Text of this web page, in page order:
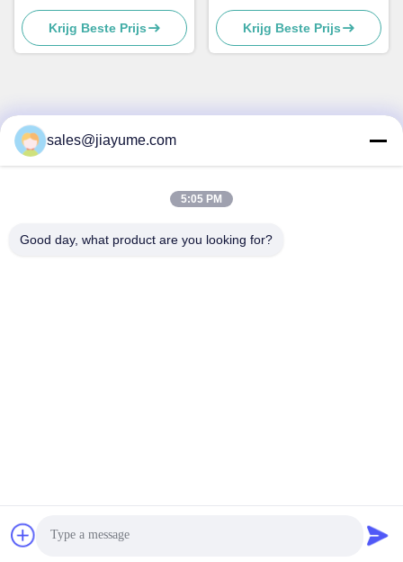
5A/15A 750W AC de
Barrièrepoort van Gate
Controller enz.
Krijg Beste Prijs
installeren Barrier Gate
Servo Driver, geschikt voor
ETC verkeersbarrières.
Krijg Beste Prijs
Snel contact
Adres
Vloer 501, Qunhui-Road No.25, Streek 72, Xingdong-
stad, de Provincie van Guangdong, China.
sales@jiayume.com
5:05 PM
Good day, what product are you looking for?